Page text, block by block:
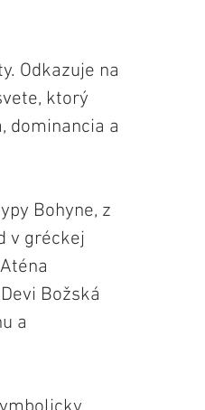
Odkazuje na
ktorý
dominancia a
Bohyne, z
v gréckej
Božská
a